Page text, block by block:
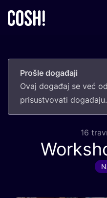
Prošle događaji
Ovaj doga­đaj se već
pri­sus­tvo­va­ti događaju.
16